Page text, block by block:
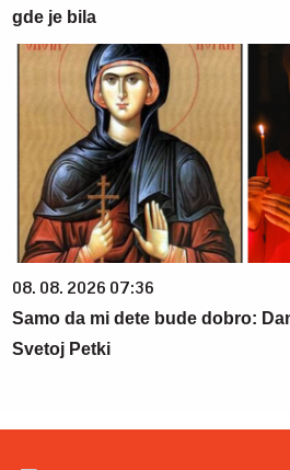
gde je bila
08. 08. 2026 07:36
Samo da mi dete bude dobro:
Svetoj Petki